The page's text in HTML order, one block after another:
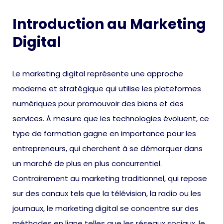
Introduction au Marketing
Digital
Le marketing digital représente une approche
moderne et stratégique qui utilise les plateformes
numériques pour promouvoir des biens et des
services. À mesure que les technologies évoluent, ce
type de formation gagne en importance pour les
entrepreneurs, qui cherchent à se démarquer dans
un marché de plus en plus concurrentiel.
Contrairement au marketing traditionnel, qui repose
sur des canaux tels que la télévision, la radio ou les
journaux, le marketing digital se concentre sur des